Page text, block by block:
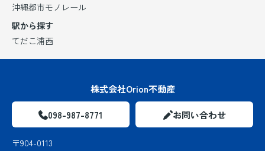
沖縄都市モノレール
駅から探す
てだこ浦西
株式会社Orion不動産
098-987-8771 お問い合わせ
〒904-0113